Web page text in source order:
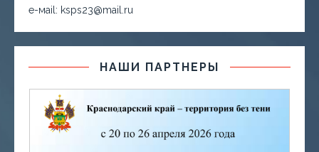
е-маil: ksps23@mail.ru
НАШИ ПАРТНЕРЫ